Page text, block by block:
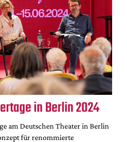
in Berlin 2024
am Deutschen Theater in Berlin
für renommierte